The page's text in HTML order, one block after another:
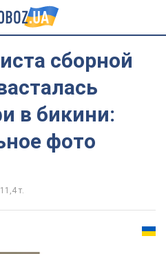
сборной
в бикини:
фото
11,4 т.